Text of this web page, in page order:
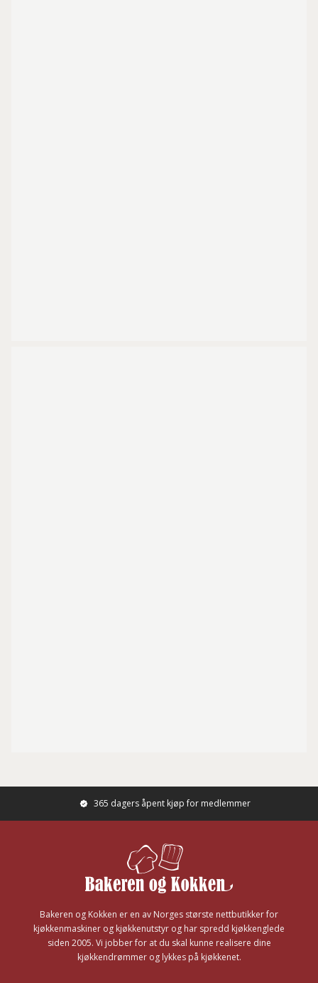
365 dagers åpent kjøp for medlemmer
Bakeren og Kokken er en av Norges største nettbutikker for
kjøkkenmaskiner og kjøkkenutstyr og har spredd kjøkkenglede
siden 2005. Vi jobber for at du skal kunne realisere dine
kjøkkendrømmer og lykkes på kjøkkenet.